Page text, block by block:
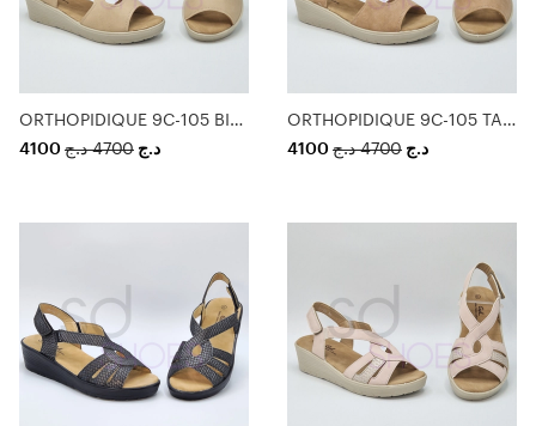
ORTHOPIDIQUE 9C-105 BIEGE
4100
د.ج 4700 د.ج
ORTHOPIDIQUE 9C-105 TAUPE
4100
د.ج 4700 د.ج